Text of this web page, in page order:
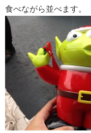
食べながら並べます。